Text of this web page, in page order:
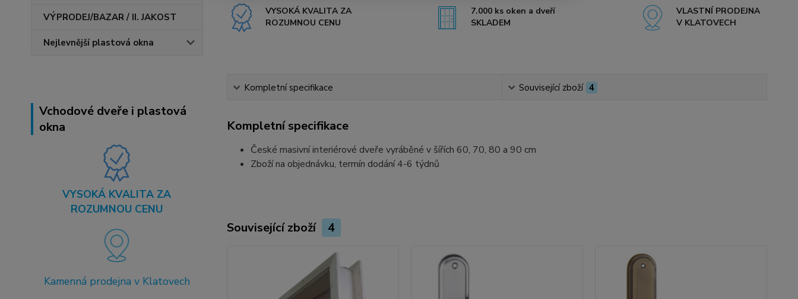
VÝPRODEJ/BAZAR / II. JAKOST
Nejlevnější plastová okna
Vchodové dveře i plastová
okna
VYSOKÁ KVALITA ZA
ROZUMNOU CENU
Kamenná prodejna v Klatovech
VYSOKÁ KVALITA ZA
ROZUMNOU CENU
7.000 ks oken a dveří
SKLADEM
VLASTNÍ PRODEJNA
V KLATOVECH
Kompletní specifikace Související zboží 4
Kompletní specifikace
České masivní interiérové dveře vyráběné v šířích 60, 70, 80 a 90 cm
Zboží na objednávku, termín dodání 4-6 týdnů
Související zboží 4